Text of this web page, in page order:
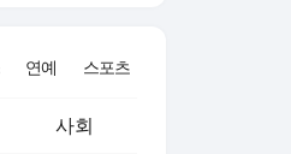
연예 스포츠
사회